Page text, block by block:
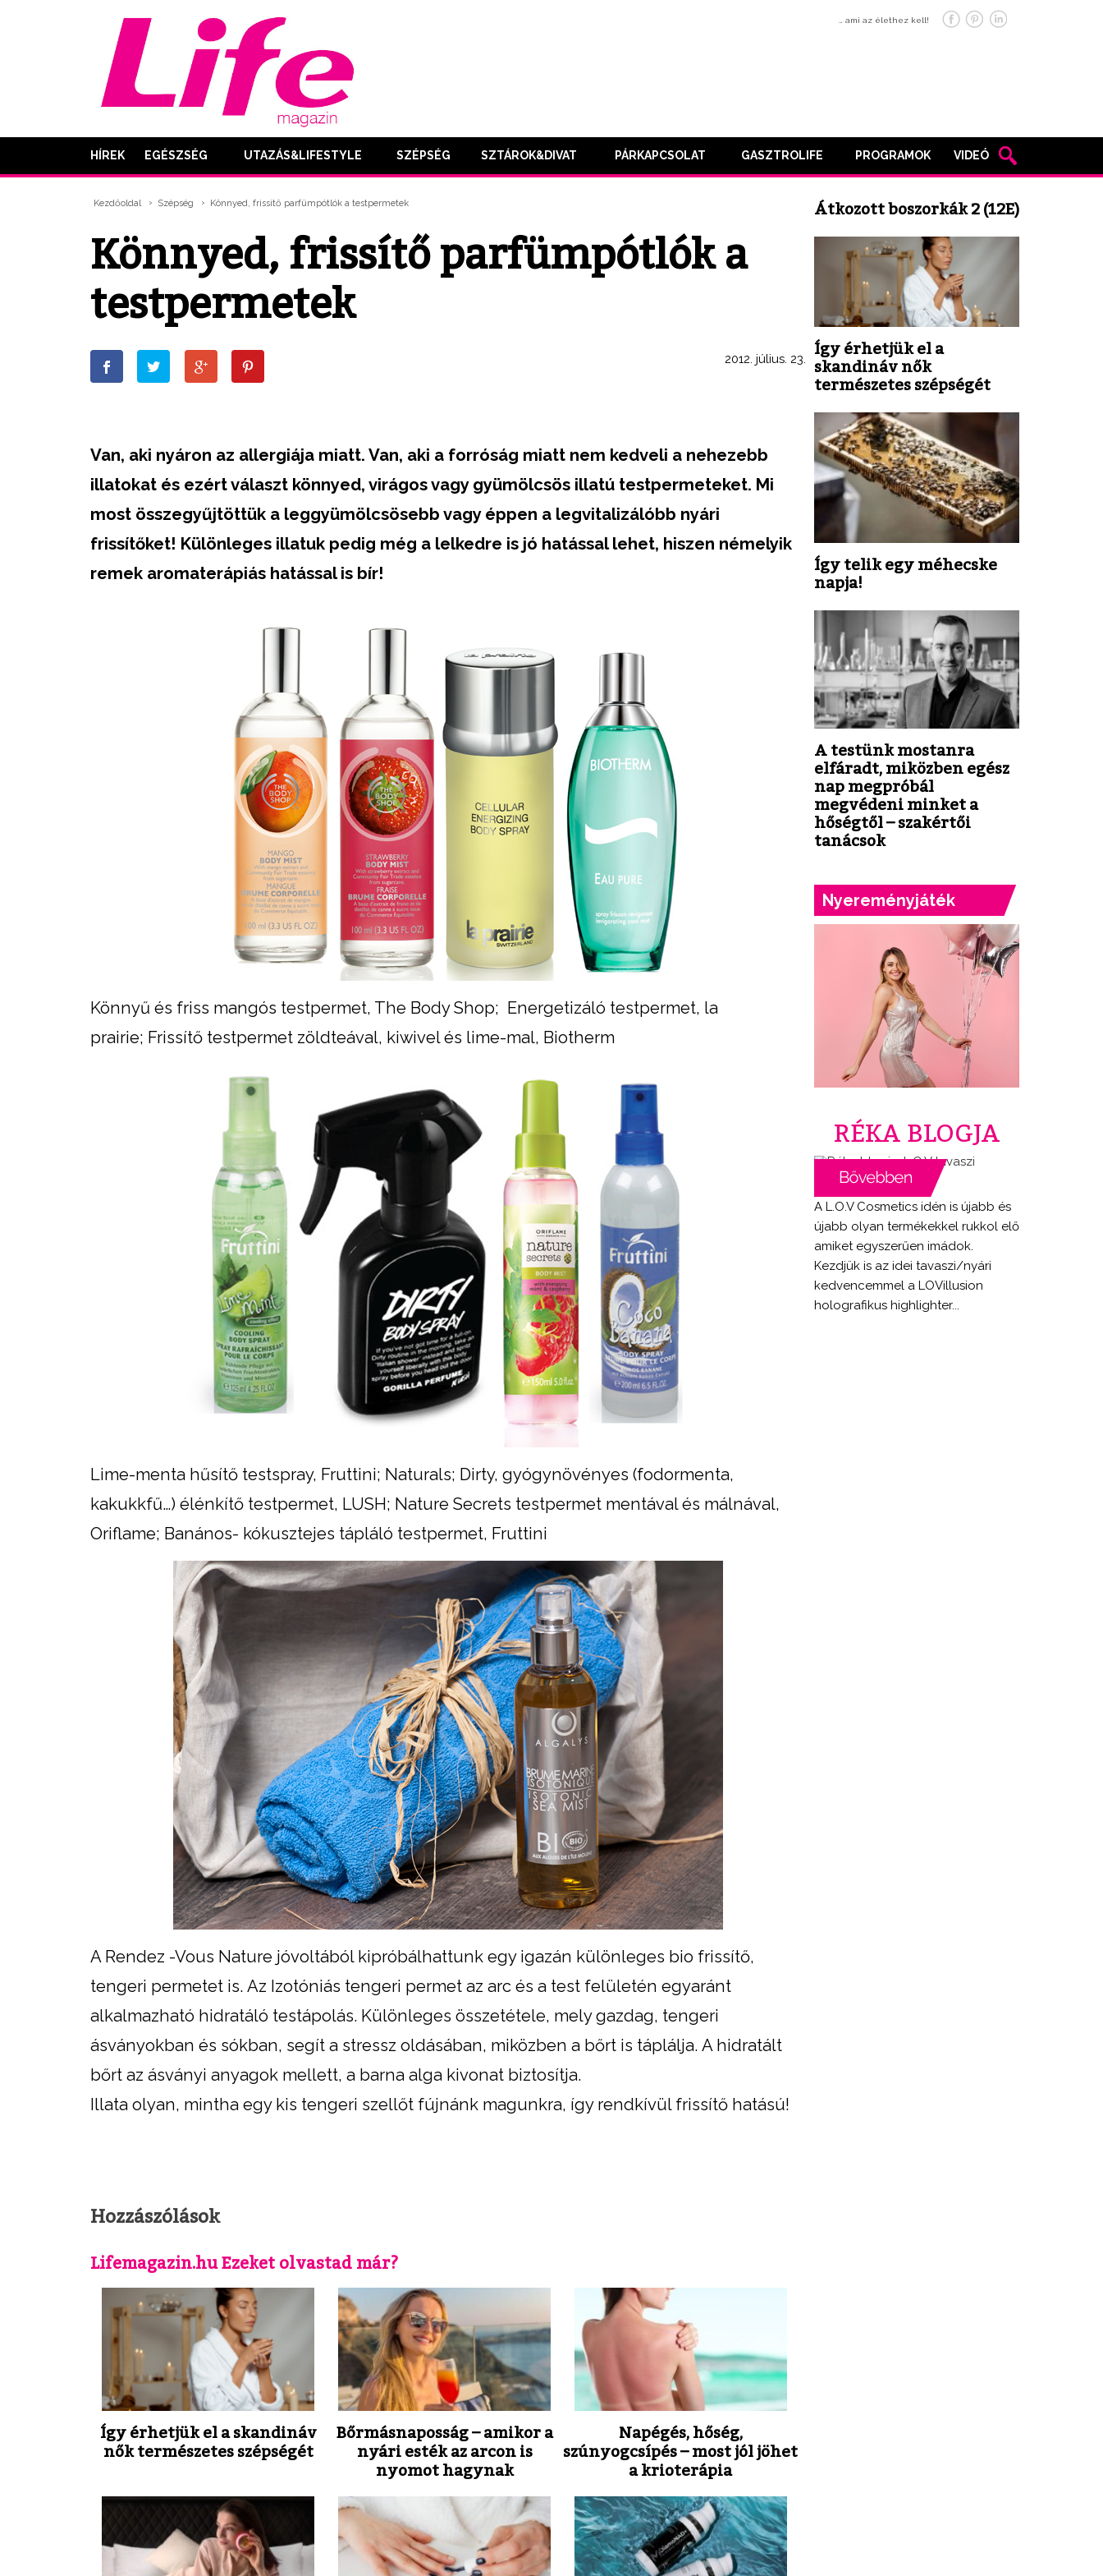
… ami az élethez kell!
HÍREK EGÉSZSÉG UTAZÁS&LIFESTYLE SZÉPSÉG SZTÁROK&DIVAT PÁRKAPCSOLAT GASZTROLIFE PROGRAMOK VIDEÓ
Kezdőoldal Szépség Könnyed, frissítő parfümpótlók a testpermetek
Könnyed, frissítő parfümpótlók a
testpermetek
2012. július. 23.
Van, aki nyáron az allergiája miatt. Van, aki a forróság miatt nem kedveli a nehezebb
illatokat és ezért választ könnyed, virágos vagy gyümölcsös illatú testpermeteket. Mi
most összegyűjtöttük a leggyümölcsösebb vagy éppen a legvitalizálóbb nyári
frissítőket! Különleges illatuk pedig még a lelkedre is jó hatással lehet, hiszen némelyik
remek aromaterápiás hatással is bír!
Könnyű és friss mangós testpermet, The Body Shop; Energetizáló testpermet, la
prairie; Frissítő testpermet zöldteával, kiwivel és lime-mal, Biotherm
Lime-menta hűsítő testspray, Fruttini; Naturals; Dirty, gyógynövényes (fodormenta,
kakukkfű…) élénkítő testpermet, LUSH; Nature Secrets testpermet mentával és málnával,
Oriflame; Banános- kókusztejes tápláló testpermet, Fruttini
A Rendez -Vous Nature jóvoltából kipróbálhattunk egy igazán különleges bio frissítő,
tengeri permetet is. Az Izotóniás tengeri permet az arc és a test felületén egyaránt
alkalmazható hidratáló testápolás. Különleges összetétele, mely gazdag, tengeri
ásványokban és sókban, segít a stressz oldásában, miközben a bőrt is táplálja. A hidratált
bőrt az ásványi anyagok mellett, a barna alga kivonat biztosítja.
Illata olyan, mintha egy kis tengeri szellőt fújnánk magunkra, így rendkívül frissítő hatású!
Hozzászólások
Lifemagazin.hu Ezeket olvastad már?
Így érhetjük el a skandináv
nők természetes szépségét
Bőrmásnaposság – amikor a
nyári esték az arcon is
nyomot hagynak
Napégés, hőség,
szúnyogcsípés – most jól jöhet
a krioterápia
Átkozott boszorkák 2 (12E)
Így érhetjük el a
skandináv nők
természetes szépségét
Így telik egy méhecske
napja!
A testünk mostanra
elfáradt, miközben egész
nap megpróbál
megvédeni minket a
hőségtől – szakértői
tanácsok
Nyereményjáték
RÉKA BLOGJA
A L.O.V Cosmetics idén is újabb és
újabb olyan termékekkel rukkol elő
amiket egyszerűen imádok.
Kezdjük is az idei tavaszi/nyári
kedvencemmel a LOVillusion
holografikus highlighter...